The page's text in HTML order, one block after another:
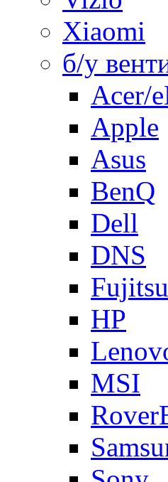
Xiaomi
б/у
Acer/
Apple
Asus
BenQ
Dell
DNS
HP
MSI